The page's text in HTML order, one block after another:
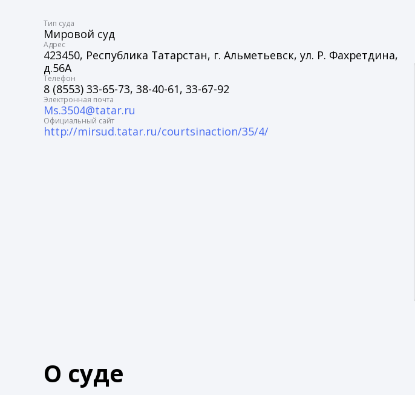
Tип суда
Мировой суд
Адрес
423450, Республика Татарстан, г. Альметьевск, ул. Р. Фахретдина,
д.56А
Телефон
8 (8553) 33-65-73, 38-40-61, 33-67-92
Электронная почта
Ms.3504@tatar.ru
Официальный сайт
http://mirsud.tatar.ru/courtsinaction/35/4/
О суде